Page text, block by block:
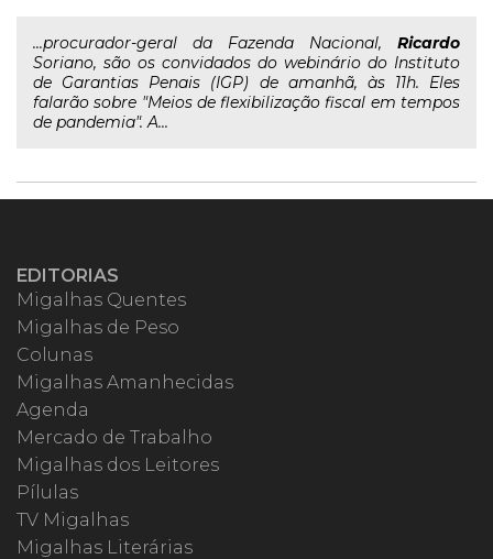
...procurador-geral da Fazenda Nacional, Ricardo
Soriano, são os convidados do webinário do Instituto
de Garantias Penais (IGP) de amanhã, às 11h. Eles
falarão sobre "Meios de flexibilização fiscal em tempos
de pandemia". A...
EDITORIAS
Migalhas Quentes
Migalhas de Peso
Colunas
Migalhas Amanhecidas
Agenda
Mercado de Trabalho
Migalhas dos Leitores
Pílulas
TV Migalhas
Migalhas Literárias